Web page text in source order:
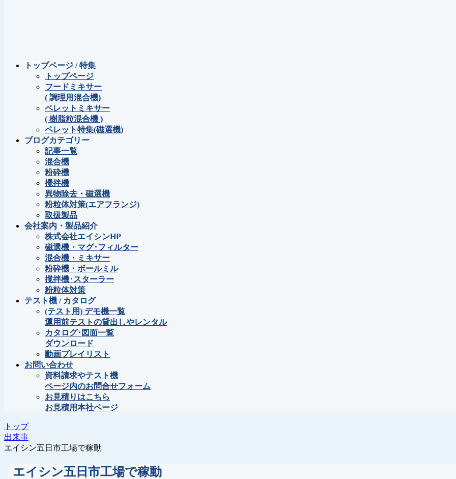
トップページ / 特集
トップページ
フードミキサー
( 調理用混合機)
ペレットミキサー
( 樹脂粒混合機 )
ペレット特集(磁選機)
ブログカテゴリー
記事一覧
混合機
粉砕機
攪拌機
異物除去・磁選機
粉粒体対策(エアフランジ)
取扱製品
会社案内・製品紹介
株式会社エイシンHP
磁選機・マグ･フィルター
混合機・ミキサー
粉砕機・ボールミル
撹拌機･スターラー
粉粒体対策
テスト機 / カタログ
(テスト用) デモ機一覧
運用前テストの貸出しやレンタル
カタログ･図面一覧
ダウンロード
動画プレイリスト
お問い合わせ
資料請求やテスト機
ページ内のお問合せフォーム
お見積りはこちら
お見積用本社ページ
トップ
出来事
エイシン五日市工場で稼動
エイシン五日市工場で稼動